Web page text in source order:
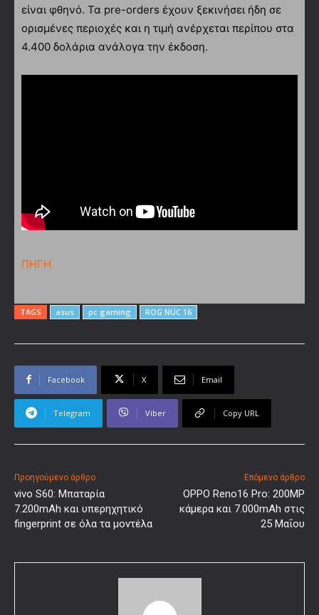
είναι φθηνό. Τα pre-orders έχουν ξεκινήσει ήδη σε
ορισμένες περιοχές και η τιμή ανέρχεται περίπου στα
4.400 δολάρια ανάλογα την έκδοση.
ΠΗΓΗ
TAGS asus pc gaming ROG NUC 16
Facebook X Email
Telegram Viber Copy URL
Προηγούμενο άρθρο
vivo S60: Μπαταρία
7.200mAh και υπερηχητικό
fingerprint σε όλα τα μοντέλα
Επόμενο άρθρο
OPPO Reno16 Pro: 200MP
κάμερα και 7.000mAh στις
25 Μαΐου